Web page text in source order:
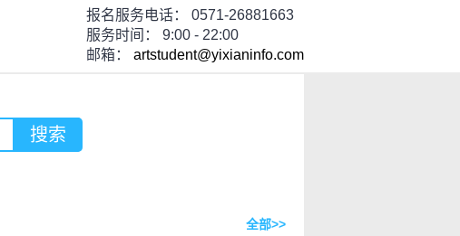
报名服务电话：
0571-26881663
服务时间：
9:00 - 22:00
邮箱：
artstudent@yixianinfo.com
搜索
全部>>